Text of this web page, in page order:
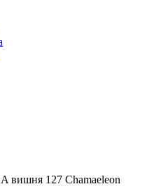
вишня 127 Chamaeleon